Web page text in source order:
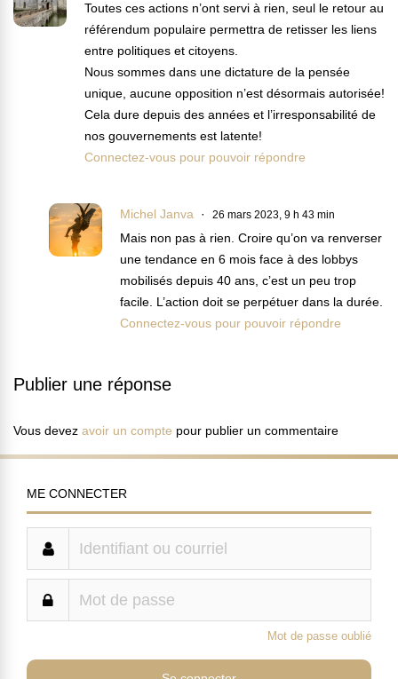
Toutes ces actions n’ont servi à rien, seul le retour au
référendum populaire permettra de retisser les liens
entre politiques et citoyens.
Nous sommes dans une dictature de la pensée
unique, aucune opposition n’est désormais autorisée!
Cela dure depuis des années et l’irresponsabilité de
nos gouvernements est latente!
Connectez-vous pour pouvoir répondre
Michel Janva 26 mars 2023, 9 h 43 min
Mais non pas à rien. Croire qu’on va renverser
une tendance en 6 mois face à des lobbys
mobilisés depuis 40 ans, c’est un peu trop
facile. L’action doit se perpétuer dans la durée.
Connectez-vous pour pouvoir répondre
Publier une réponse
Vous devez avoir un compte pour publier un commentaire
ME CONNECTER
Mot de passe oublié